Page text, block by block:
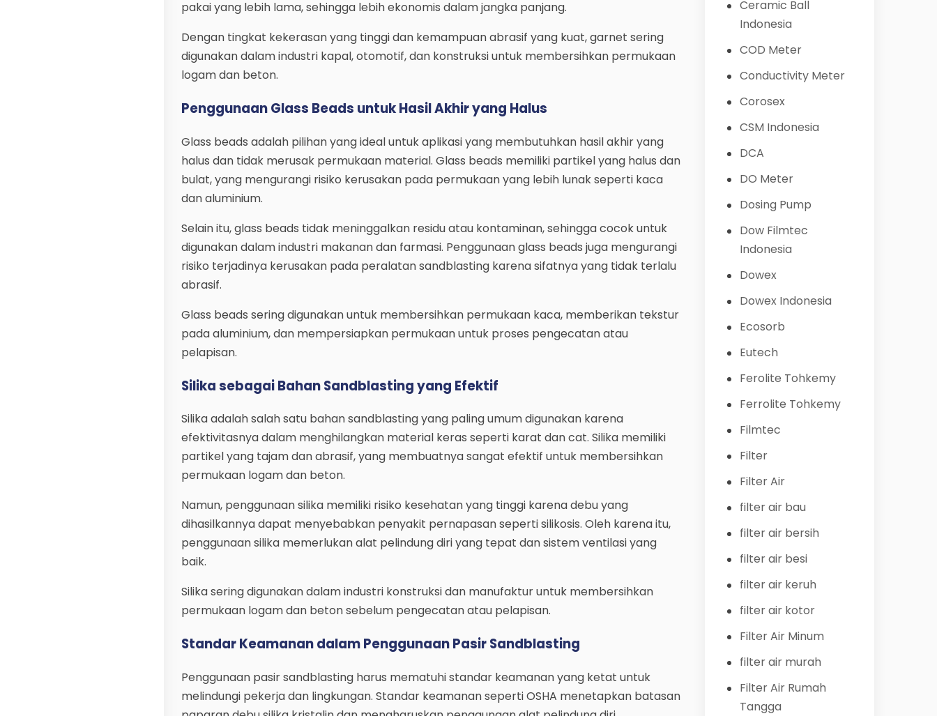
pakai yang lebih lama, sehingga lebih ekonomis dalam jangka panjang.
Dengan tingkat kekerasan yang tinggi dan kemampuan abrasif yang kuat, garnet sering
digunakan dalam industri kapal, otomotif, dan konstruksi untuk membersihkan permukaan
logam dan beton.
Penggunaan Glass Beads untuk Hasil Akhir yang Halus
Glass beads adalah pilihan yang ideal untuk aplikasi yang membutuhkan hasil akhir yang
halus dan tidak merusak permukaan material. Glass beads memiliki partikel yang halus dan
bulat, yang mengurangi risiko kerusakan pada permukaan yang lebih lunak seperti kaca
dan aluminium.
Selain itu, glass beads tidak meninggalkan residu atau kontaminan, sehingga cocok untuk
digunakan dalam industri makanan dan farmasi. Penggunaan glass beads juga mengurangi
risiko terjadinya kerusakan pada peralatan sandblasting karena sifatnya yang tidak terlalu
abrasif.
Glass beads sering digunakan untuk membersihkan permukaan kaca, memberikan tekstur
pada aluminium, dan mempersiapkan permukaan untuk proses pengecatan atau
pelapisan.
Silika sebagai Bahan Sandblasting yang Efektif
Silika adalah salah satu bahan sandblasting yang paling umum digunakan karena
efektivitasnya dalam menghilangkan material keras seperti karat dan cat. Silika memiliki
partikel yang tajam dan abrasif, yang membuatnya sangat efektif untuk membersihkan
permukaan logam dan beton.
Namun, penggunaan silika memiliki risiko kesehatan yang tinggi karena debu yang
dihasilkannya dapat menyebabkan penyakit pernapasan seperti silikosis. Oleh karena itu,
penggunaan silika memerlukan alat pelindung diri yang tepat dan sistem ventilasi yang
baik.
Silika sering digunakan dalam industri konstruksi dan manufaktur untuk membersihkan
permukaan logam dan beton sebelum pengecatan atau pelapisan.
Standar Keamanan dalam Penggunaan Pasir Sandblasting
Penggunaan pasir sandblasting harus mematuhi standar keamanan yang ketat untuk
melindungi pekerja dan lingkungan. Standar keamanan seperti OSHA menetapkan batasan
Ceramic Ball
Indonesia
COD Meter
Conductivity Meter
Corosex
CSM Indonesia
DCA
DO Meter
Dosing Pump
Dow Filmtec
Indonesia
Dowex
Dowex Indonesia
Ecosorb
Eutech
Ferolite Tohkemy
Ferrolite Tohkemy
Filmtec
Filter
Filter Air
filter air bau
filter air bersih
filter air besi
filter air keruh
filter air kotor
Filter Air Minum
filter air murah
Filter Air Rumah
Tangga